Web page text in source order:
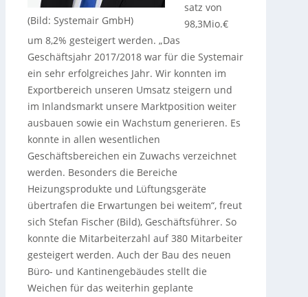
(Bild: Systemair GmbH)
satz von
98,3Mio.€
um 8,2% gesteigert werden. „Das
Geschäftsjahr 2017/2018 war für die Systemair
ein sehr erfolgreiches Jahr. Wir konnten im
Exportbereich unseren Umsatz steigern und
im Inlandsmarkt unsere Marktposition weiter
ausbauen sowie ein Wachstum generieren. Es
konnte in allen wesentlichen
Geschäftsbereichen ein Zuwachs verzeichnet
werden. Besonders die Bereiche
Heizungsprodukte und Lüftungsgeräte
übertrafen die Erwartungen bei weitem“, freut
sich Stefan Fischer (Bild), Geschäftsführer. So
konnte die Mitarbeiterzahl auf 380 Mitarbeiter
gesteigert werden. Auch der Bau des neuen
Büro- und Kantinengebäudes stellt die
Weichen für das weiterhin geplante